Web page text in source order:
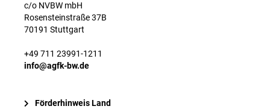
c/o NVBW mbH
Rosensteinstraße 37B
70191 Stuttgart
+49 711 23991-1211
info@agfk-bw.de
Förderhinweis Land